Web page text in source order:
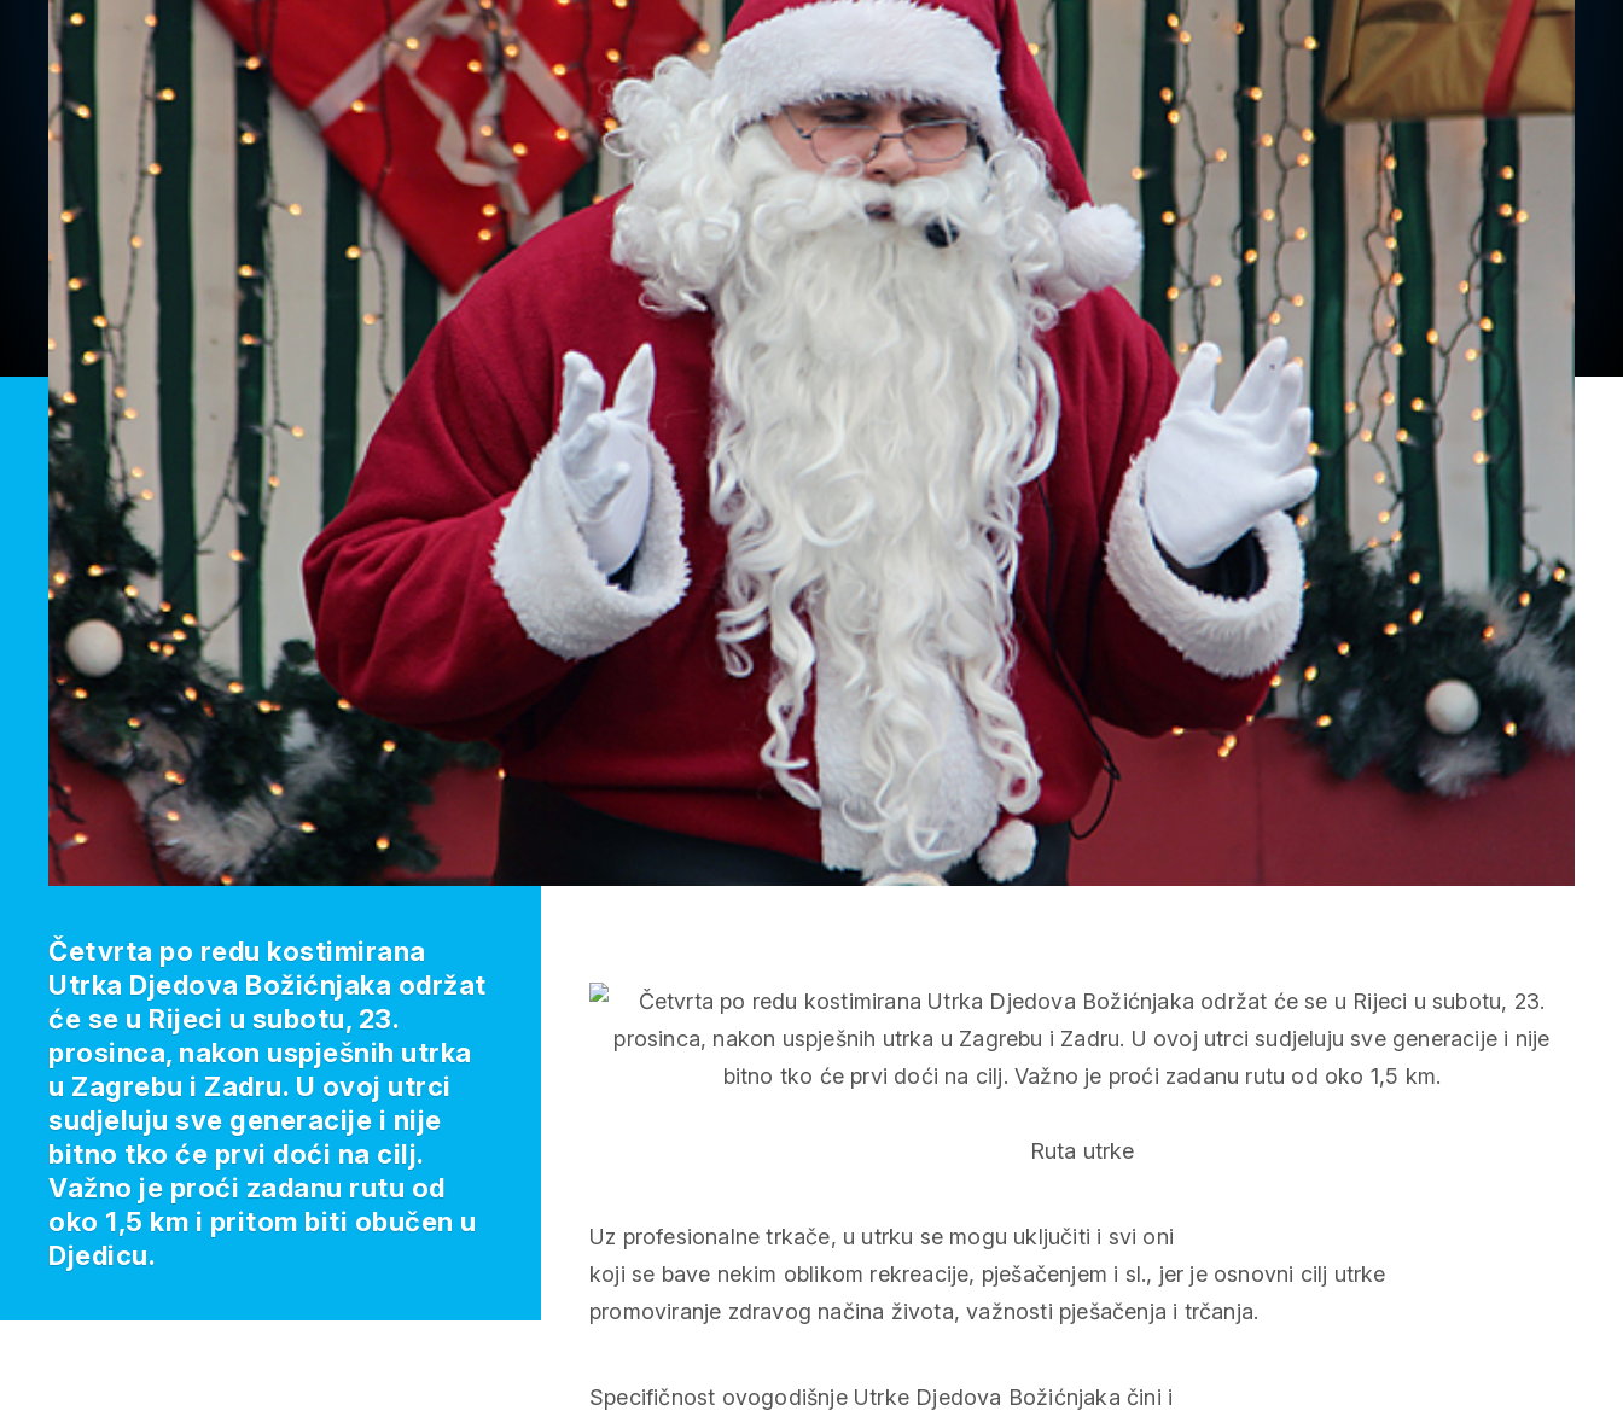
Ruta utrke
Uz profesionalne trkače, u utrku se mogu uključiti i svi oni
koji se bave nekim oblikom rekreacije, pješačenjem i sl., jer je osnovni cilj utrke
promoviranje zdravog načina života, važnosti pješačenja i trčanja.
Specifičnost ovogodišnje Utrke Djedova Božićnjaka čini i
Četvrta po redu kostimirana
Utrka Djedova Božićnjaka održat
će se u Rijeci u subotu, 23.
prosinca, nakon uspješnih utrka
u Zagrebu i Zadru. U ovoj utrci
sudjeluju sve generacije i nije
bitno tko će prvi doći na cilj.
Važno je proći zadanu rutu od
oko 1,5 km i pritom biti obučen u
Djedicu.